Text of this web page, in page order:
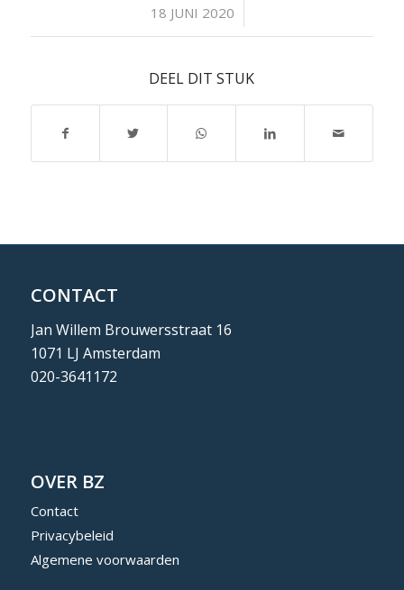
18 JUNI 2020
/
DEEL DIT STUK
CONTACT
Jan Willem Brouwersstraat 16
1071 LJ Amsterdam
020-3641172
OVER BZ
Contact
Privacybeleid
Algemene voorwaarden